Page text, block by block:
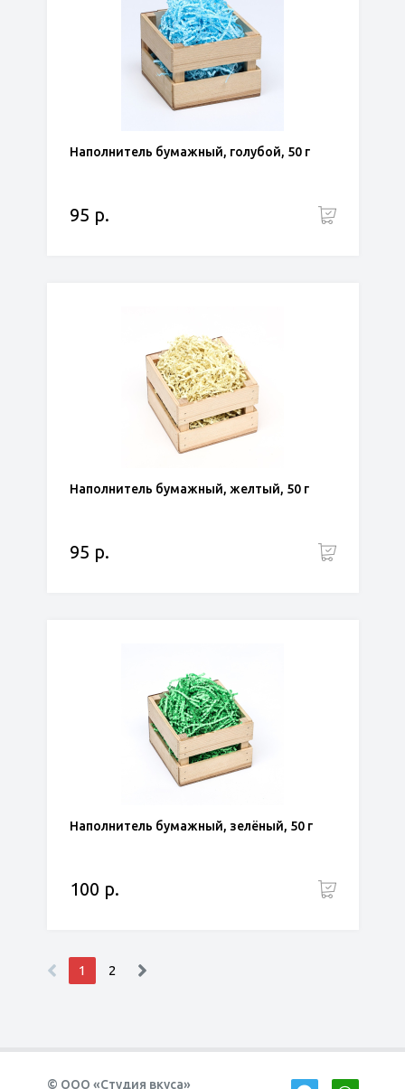
Наполнитель бумажный, голубой, 50 г
95 р.
Наполнитель бумажный, желтый, 50 г
95 р.
Наполнитель бумажный, зелёный, 50 г
100 р.
1 2
© ООО «Студия вкуса»